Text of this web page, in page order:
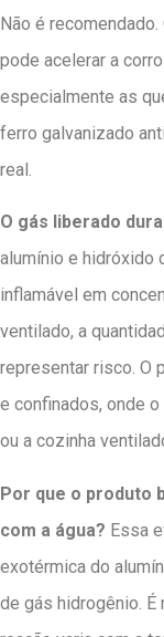
Não é
pode acelerar a
especialmente as
ferro galvanizado
real.
O gás liberado
alumínio e hidróxido
inflamável em
ventilado, a
representar risco. O
e confinados, onde o
ou a cozinha
Por que o produto
com a água? Essa
exotérmica do
de gás hidrogênio. É